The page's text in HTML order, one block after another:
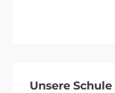
Unsere Schule